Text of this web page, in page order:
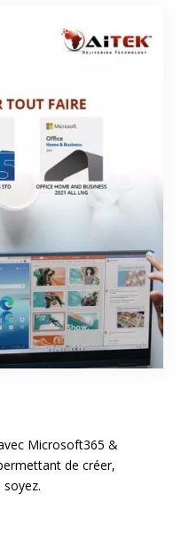
Microsoft365 &
de créer,